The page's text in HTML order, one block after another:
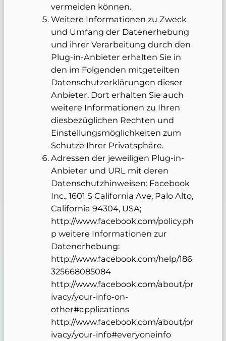
vermeiden können.
Weitere Informationen zu Zweck
und Umfang der Datenerhebung
und ihrer Verarbeitung durch den
Plug-in-Anbieter erhalten Sie in
den im Folgenden mitgeteilten
Datenschutzerklärungen dieser
Anbieter. Dort erhalten Sie auch
weitere Informationen zu Ihren
diesbezüglichen Rechten und
Einstellungsmöglichkeiten zum
Schutze Ihrer Privatsphäre.
Adressen der jeweiligen Plug-in-
Anbieter und URL mit deren
Datenschutzhinweisen: Facebook
Inc., 1601 S California Ave, Palo Alto,
California 94304, USA;
http://www.facebook.com/policy.ph
p weitere Informationen zur
Datenerhebung:
http://www.facebook.com/help/186
325668085084
http://www.facebook.com/about/pr
ivacy/your-info-on-
other#applications
http://www.facebook.com/about/pr
ivacy/your-info#everyoneinfo